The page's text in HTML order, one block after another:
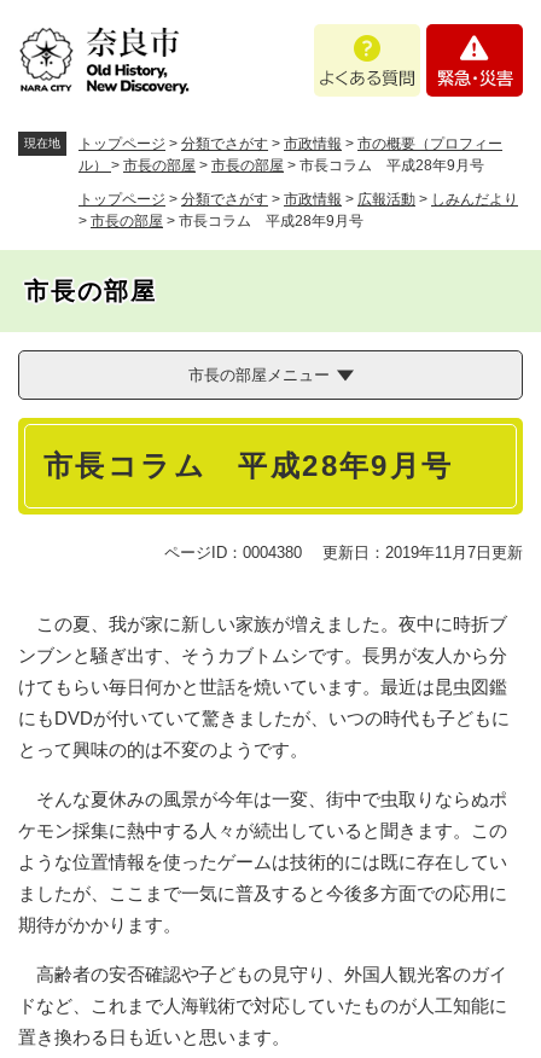
あ
問
・
現在地 トップページ > 分類でさがす > 市政情報 > 市の概要（プロフィー
ル） > 市長の部屋 > 市長の部屋 > 市長コラム 平成28年9月号
トップページ > 分類でさがす > 市政情報 > 広報活動 > しみんだより
> 市長の部屋 > 市長コラム 平成28年9月号
市長の部屋
市長の部屋メニュー
本
市長コラム 平成28年9月号
ページID：0004380 更新日：2019年11月7日更新
この夏、我が家に新しい家族が増えました。夜中に時折ブ
ンブンと騒ぎ出す、そうカブトムシです。長男が友人から分
けてもらい毎日何かと世話を焼いています。最近は昆虫図鑑
にもDVDが付いていて驚きましたが、いつの時代も子どもに
とって興味の的は不変のようです。
そんな夏休みの風景が今年は一変、街中で虫取りならぬポ
ケモン採集に熱中する人々が続出していると聞きます。この
ような位置情報を使ったゲームは技術的には既に存在してい
ましたが、ここまで一気に普及すると今後多方面での応用に
期待がかかります。
高齢者の安否確認や子どもの見守り、外国人観光客のガイ
ドなど、これまで人海戦術で対応していたものが人工知能に
置き換わる日も近いと思います。